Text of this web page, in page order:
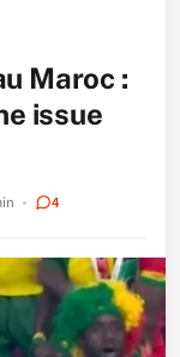
Maroc :
issue
4